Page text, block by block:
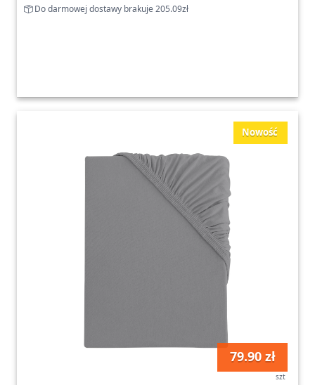
Do darmowej dostawy brakuje 205.09zł
Nowość
79.90 zł
szt